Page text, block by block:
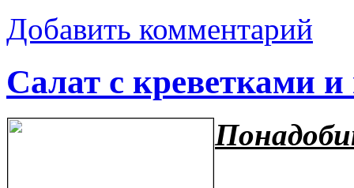
Добавить комментарий
Cалат с креветками